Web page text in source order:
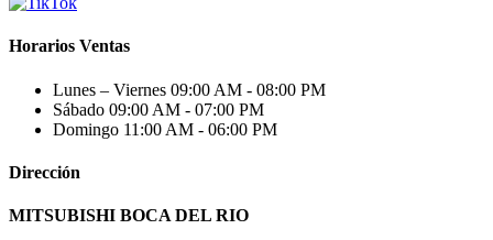
Horarios Ventas
Lunes – Viernes 09:00 AM - 08:00 PM
Sábado 09:00 AM - 07:00 PM
Domingo 11:00 AM - 06:00 PM
Dirección
MITSUBISHI BOCA DEL RIO